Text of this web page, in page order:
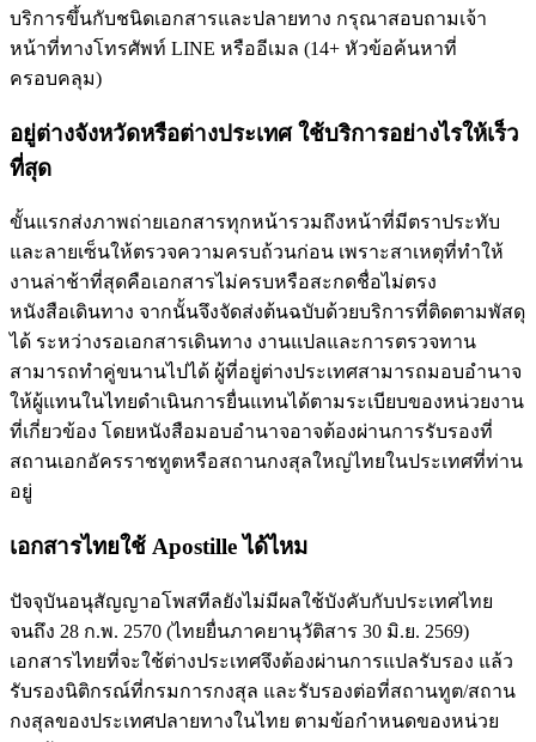
บริการขึ้นกับชนิดเอกสารและปลายทาง กรุณาสอบถามเจ้า
หน้าที่ทางโทรศัพท์ LINE หรืออีเมล (14+ หัวข้อค้นหาที่
ครอบคลุม)
อยู่ต่างจังหวัดหรือต่างประเทศ ใช้บริการอย่างไรให้เร็ว
ที่สุด
ขั้นแรกส่งภาพถ่ายเอกสารทุกหน้ารวมถึงหน้าที่มีตราประทับ
และลายเซ็นให้ตรวจความครบถ้วนก่อน เพราะสาเหตุที่ทำให้
งานล่าช้าที่สุดคือเอกสารไม่ครบหรือสะกดชื่อไม่ตรง
หนังสือเดินทาง จากนั้นจึงจัดส่งต้นฉบับด้วยบริการที่ติดตามพัสดุ
ได้ ระหว่างรอเอกสารเดินทาง งานแปลและการตรวจทาน
สามารถทำคู่ขนานไปได้ ผู้ที่อยู่ต่างประเทศสามารถมอบอำนาจ
ให้ผู้แทนในไทยดำเนินการยื่นแทนได้ตามระเบียบของหน่วยงาน
ที่เกี่ยวข้อง โดยหนังสือมอบอำนาจอาจต้องผ่านการรับรองที่
สถานเอกอัครราชทูตหรือสถานกงสุลใหญ่ไทยในประเทศที่ท่าน
อยู่
เอกสารไทยใช้ Apostille ได้ไหม
ปัจจุบันอนุสัญญาอโพสทีลยังไม่มีผลใช้บังคับกับประเทศไทย
จนถึง 28 ก.พ. 2570 (ไทยยื่นภาคยานุวัติสาร 30 มิ.ย. 2569)
เอกสารไทยที่จะใช้ต่างประเทศจึงต้องผ่านการแปลรับรอง แล้ว
รับรองนิติกรณ์ที่กรมการกงสุล และรับรองต่อที่สถานทูต/สถาน
กงสุลของประเทศปลายทางในไทย ตามข้อกำหนดของหน่วย